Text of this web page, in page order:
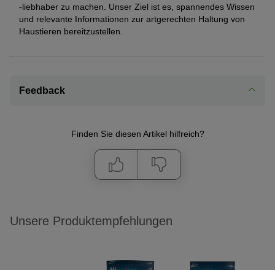
-liebhaber zu machen. Unser Ziel ist es, spannendes Wissen
und relevante Informationen zur artgerechten Haltung von
Haustieren bereitzustellen.
Feedback
Finden Sie diesen Artikel hilfreich?
Unsere Produktempfehlungen